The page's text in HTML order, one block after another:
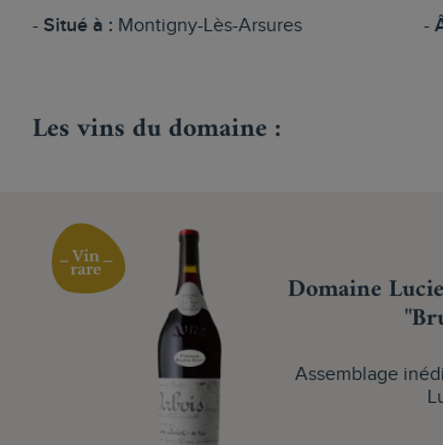
Situé à : Montigny-Lès-Arsures
Les vins du domaine :
Domaine
Assemblage